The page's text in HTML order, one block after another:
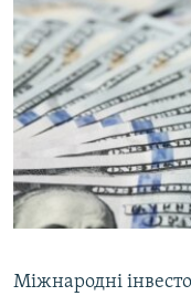
ВСЕ ЗА ДЕНЬ
СПЕЦПРОЕКТИ
ДЕПОРТАЦІЯ
ВІДЕОУРОКИ «ELIFBE»
СВІДЧЕННЯ ОКУПАЦІЇ
УКРАЇНСЬКА
ЯК ОБІЙТИ
Русский
Qırımtatar
Міжнародні